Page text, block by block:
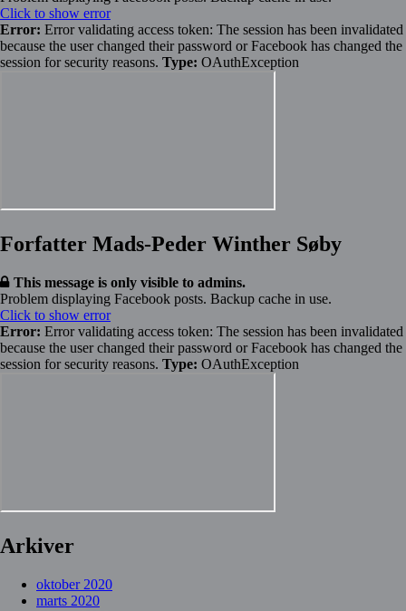
Click to show error
Error: Error validating access token: The session has been invalidated
because the user changed their password or Facebook has changed the
session for security reasons. Type: OAuthException
Forfatter Mads-Peder Winther Søby
This message is only visible to admins.
Problem displaying Facebook posts. Backup cache in use.
Click to show error
Error: Error validating access token: The session has been invalidated
because the user changed their password or Facebook has changed the
session for security reasons. Type: OAuthException
Arkiver
oktober 2020
marts 2020